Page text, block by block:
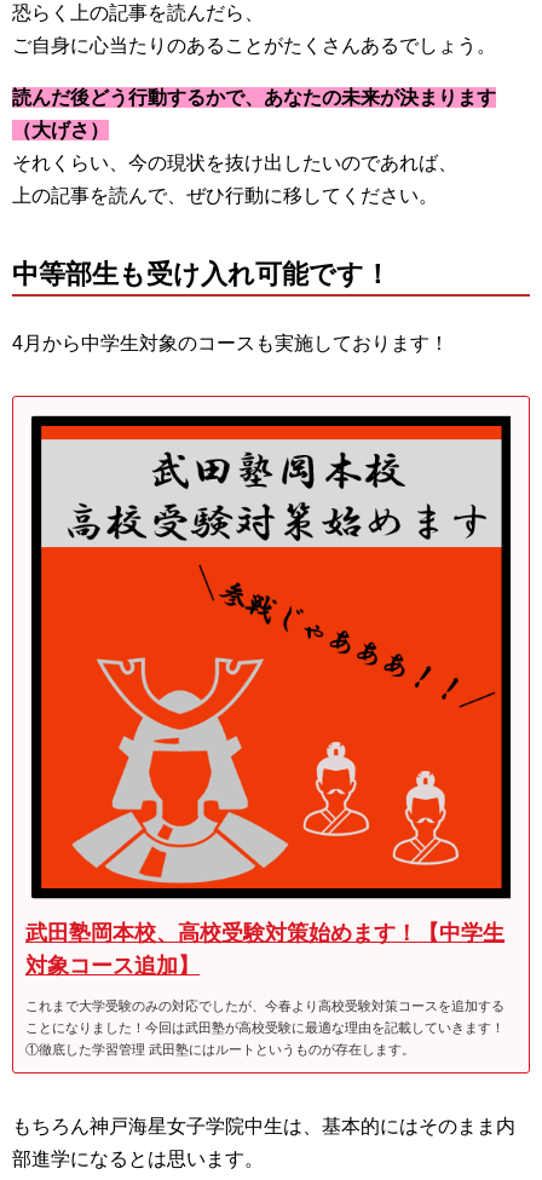
恐らく上の記事を読んだら、
ご自身に心当たりのあることがたくさんあるでしょう。
読んだ後どう行動するかで、あなたの未来が決まります
（大げさ）
それくらい、今の現状を抜け出したいのであれば、
上の記事を読んで、ぜひ行動に移してください。
中等部生も受け入れ可能です！
4月から中学生対象のコースも実施しております！
武田塾岡本校、高校受験対策始めます！【中学生
対象コース追加】
これまで大学受験のみの対応でしたが、今春より高校受験対策コースを追加する
ことになりました！今回は武田塾が高校受験に最適な理由を記載していきます！
①徹底した学習管理 武田塾にはルートというものが存在します。
もちろん神戸海星女子学院中生は、基本的にはそのまま内
部進学になるとは思います。